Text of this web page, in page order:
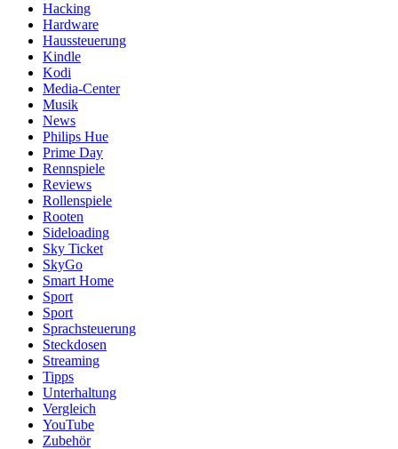
Hacking
Hardware
Haussteuerung
Kindle
Kodi
Media-Center
Musik
News
Philips Hue
Prime Day
Rennspiele
Reviews
Rollenspiele
Rooten
Sideloading
Sky Ticket
SkyGo
Smart Home
Sport
Sport
Sprachsteuerung
Steckdosen
Streaming
Tipps
Unterhaltung
Vergleich
YouTube
Zubehör